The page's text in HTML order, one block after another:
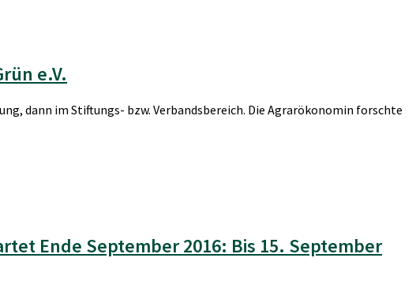
e.V.
dann im Stiftungs- bzw. Verbandsbereich. Die Agrarökonomin forschte
Ende September 2016: Bis 15. September